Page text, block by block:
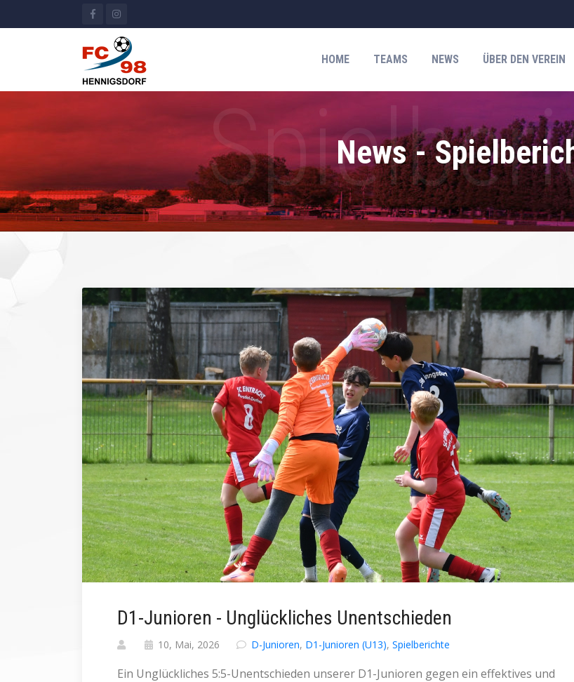
HOME TEAMS NEWS ÜBER DEN VEREIN
News -
D1-Junioren - Unglückliches Unentschieden
10, Mai, 2026 D-Junioren, D1-Junioren (U13), Spielberichte
Ein Unglückliches 5:5-Unentschieden unserer D1-Junioren gegen ein effektives und